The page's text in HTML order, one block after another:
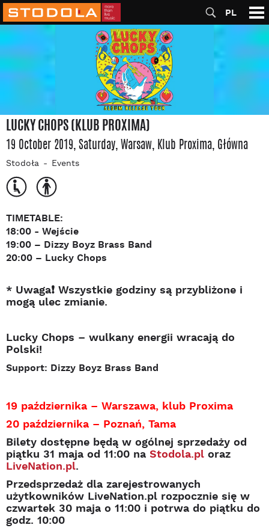
PL
LUCKY CHOPS (KLUB PROXIMA)
19 October 2019, Saturday, Warsaw, Klub Proxima, Główna
Stodoła Events
TIMETABLE:
18:00 - Wejście
19:00 – Dizzy Boyz Brass Band
20:00 – Lucky Chops
* Uwaga❗ Wszystkie godziny są przybliżone i
mogą ulec zmianie.
Lucky Chops – wulkany energii wracają do
Polski!
Support: Dizzy Boyz Brass Band
19 października – Warszawa, klub Proxima
20 października – Poznań, Tama
Bilety dostępne będą w ogólnej sprzedaży od
piątku 31 maja od 11:00 na Stodola.pl oraz
LiveNation.pl.
Przedsprzedaż dla zarejestrowanych
użytkowników LiveNation.pl rozpocznie się w
czwartek 30 maja o 11:00 i potrwa do piątku do
godz. 10:00